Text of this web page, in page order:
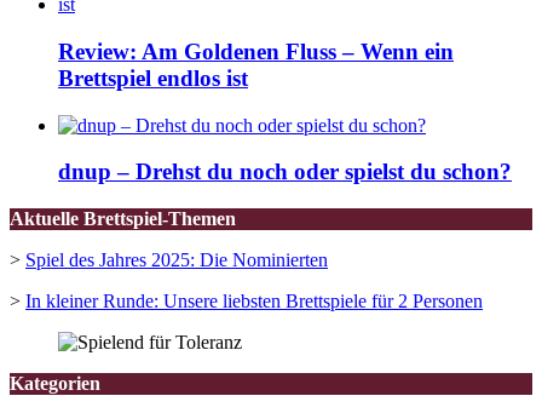
Review: Am Goldenen Fluss – Wenn ein
Brettspiel endlos ist
dnup – Drehst du noch oder spielst du schon?
Aktuelle Brettspiel-Themen
> Spiel des Jahres 2025: Die Nominierten
> In kleiner Runde: Unsere liebsten Brettspiele für 2 Personen
Kategorien